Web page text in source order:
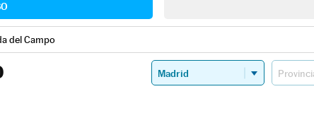
del Campo